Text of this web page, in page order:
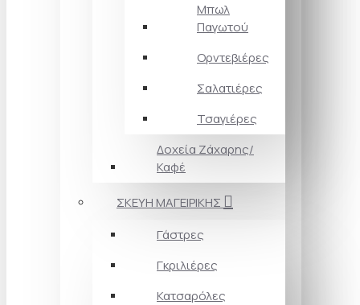
Μπωλ
Παγωτού
Ορντεβιέρες
Σαλατιέρες
Τσαγιέρες
Δοχεία Ζάχαρης/
Καφέ
ΣΚΕΥΗ ΜΑΓΕΙΡΙΚΗΣ
Γάστρες
Γκριλιέρες
Κατσαρόλες